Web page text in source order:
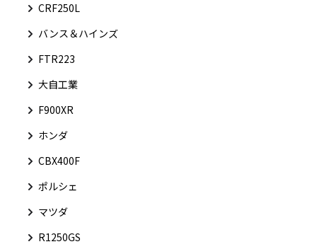
CRF250L
バンス＆ハインズ
FTR223
大自工業
F900XR
ホンダ
CBX400F
ポルシェ
マツダ
R1250GS